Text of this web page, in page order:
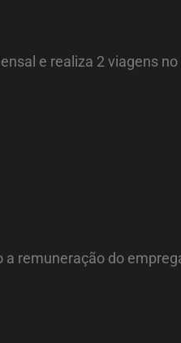
e realiza 2 viagens
remuneração do